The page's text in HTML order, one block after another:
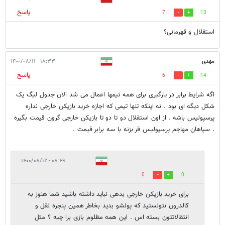
13
7
پاسخ
استقلال و قهرمانی؟
مهدی ۱۸:۳۳ - ۱۴۰۰/۰۸/۱۱
14
6
پاسخ
اگه شرایط برابر در یارگیری برای همه تیمها اعمال می شد الان جدول لیگ یک
شکل دیگه ای بود . نه اینکه تنها تیمی که اجازه خرید بازیکن خارجی نداره
پرسپولیس باشه . از اون استقلال دو تا دو تا بازیکن خارجی گرون قیمت بگیره
. سپاهان مهاجم پرسپولیس قر بزنه با سه برابر قیمت .
۰۸:۴۹ - ۱۴۰۰/۰۸/۱۲
0
0
برای خرید بازیکن خارجی بدهی نباید داشته باشید شما هنوز به
کالدرون نتونستید که پولشو بدید بخاطر همین پنجره نقل و
انتقالاتتون بسته اس . این همه مظلوم بازی برا چیه ؟ مثل